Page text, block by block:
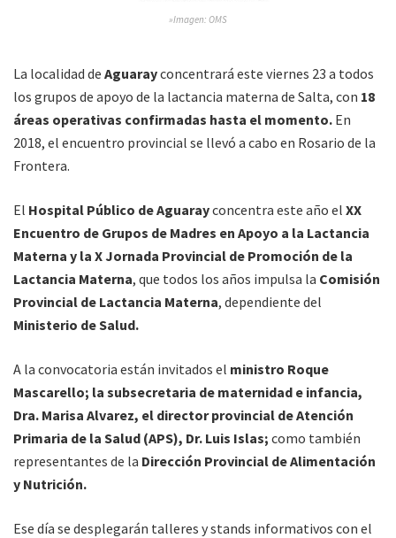
»Imagen: OMS
La localidad de Aguarayconcentrará este viernes 23 a todos
los grupos de apoyo de la lactancia materna de Salta, con 18
áreas operativas confirmadas hasta el momento. En
2018, el encuentro provincial se llevó a cabo en Rosario de la
Frontera.
El Hospital Público de Aguarayconcentra este año el XX
Encuentro de Grupos de Madres en Apoyo a la Lactancia
Materna y la X Jornada Provincial de Promoción de la
Lactancia Materna, que todos los años impulsa la Comisión
Provincial de Lactancia Materna, dependiente del
Ministerio de Salud.
A la convocatoria están invitados el ministro Roque
Mascarello; la subsecretaria de maternidad e infancia,
Dra. Marisa Alvarez, el director provincial de Atención
Primaria de la Salud (APS), Dr. Luis Islas; como también
representantes de la Dirección Provincial de Alimentación
y Nutrición.
Ese día se desplegarán talleres y stands informativos con el